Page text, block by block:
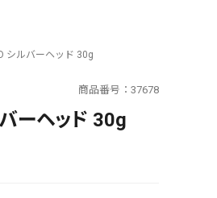
シルバーヘッド 30g
商品番号 37678
ーヘッド 30g